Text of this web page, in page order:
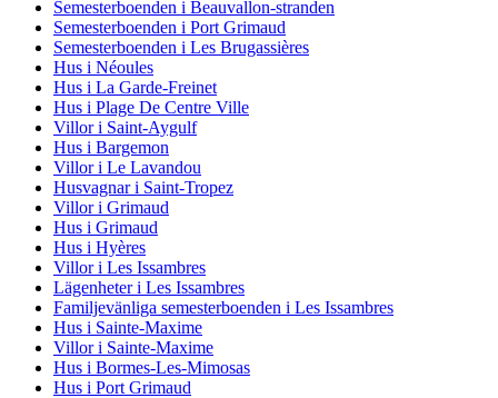
Semesterboenden i Beauvallon-stranden
Semesterboenden i Port Grimaud
Semesterboenden i Les Brugassières
Hus i Néoules
Hus i La Garde-Freinet
Hus i Plage De Centre Ville
Villor i Saint-Aygulf
Hus i Bargemon
Villor i Le Lavandou
Husvagnar i Saint-Tropez
Villor i Grimaud
Hus i Grimaud
Hus i Hyères
Villor i Les Issambres
Lägenheter i Les Issambres
Familjevänliga semesterboenden i Les Issambres
Hus i Sainte-Maxime
Villor i Sainte-Maxime
Hus i Bormes-Les-Mimosas
Hus i Port Grimaud